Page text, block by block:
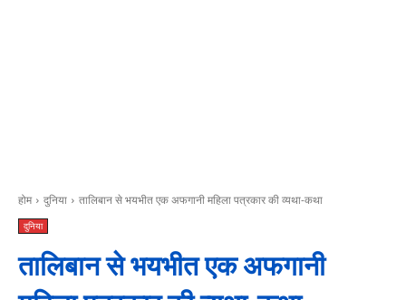
होम दुनिया तालिबान से भयभीत एक अफगानी महिला पत्रकार की व्यथा-कथा
दुनिया
तालिबान से भयभीत एक अफगानी